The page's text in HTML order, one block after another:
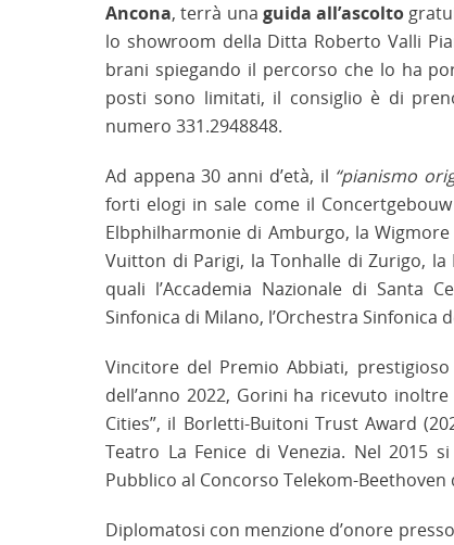
Ancona, terrà una guida all’ascolto
lo showroom della Ditta Roberto Valli
brani spiegando il percorso che lo ha
posti sono limitati, il consiglio è di
numero 331.2948848.
Ad appena 30 anni d’età, il “pianismo
forti elogi in sale come il
Elbphilharmonie di Amburgo, la
Vuitton di Parigi, la Tonhalle di Zurigo, la
quali l’Accademia Nazionale di Santa
Sinfonica di Milano, l’Orchestra Sinfonica
Vincitore del Premio Abbiati,
dell’anno 2022, Gorini ha ricevuto
Cities”, il Borletti-Buitoni Trust Award
Teatro La Fenice di Venezia. Nel 2015
Pubblico al Concorso Telekom-Beethoven
Diplomatosi con menzione d’onore